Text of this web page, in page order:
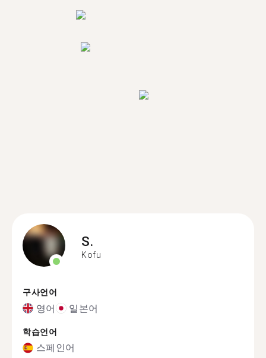
S.
Kofu
구사언어
영어 일본어
학습언어
스페인어